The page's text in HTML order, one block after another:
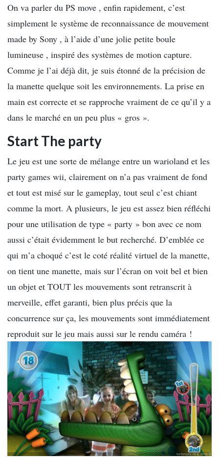
On va parler du PS move , enfin rapidement, c’est
simplement le système de reconnaissance de mouvement
made by Sony , à l’aide d’une jolie petite boule
lumineuse , inspiré des systèmes de motion capture.
Comme je l’ai déjà dit, je suis étonné de la précision de
la manette quelque soit les environnements. La prise en
main est correcte et se rapproche vraiment de ce qu’il y a
dans le marché en un peu plus « gros ».
Start The party
Le jeu est une sorte de mélange entre un warioland et les
party games wii, clairement on n’a pas vraiment de fond
et tout est misé sur le gameplay, tout seul c’est chiant
comme la mort. A plusieurs, le jeu est assez bien réfléchi
pour une utilisation de type « party » bon avec ce nom
aussi c’était évidemment le but recherché. D’emblée ce
qui m’a choqué c’est le coté réalité virtuel de la manette,
on tient une manette, mais sur l’écran on voit bel et bien
un objet et TOUT les mouvements sont retranscrit à
merveille, effet garanti, bien plus précis que la
concurrence sur ça, les mouvements sont immédiatement
reproduit sur le jeu mais aussi sur le rendu caméra !